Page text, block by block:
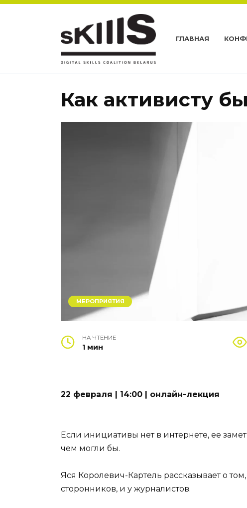
ГЛАВНАЯ
Как активисту
МЕРОПРИЯТИЯ
НА ЧТЕНИЕ
1 мин
22 февраля | 14:00 | онлайн-лекция
Если инициативы нет в интернете, ее
чем могли бы.
Яся Королевич-Картель рассказывает о
сторонников, и у журналистов.